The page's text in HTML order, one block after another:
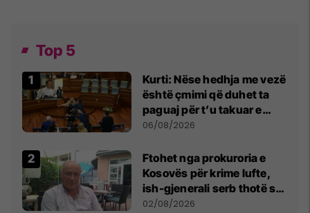
Top 5
Kurti: Nëse hedhja me vezë
është çmimi që duhet ta
paguaj për t’u takuar e
bashkëbiseduar jam i
06/08/2026
Ftohet nga prokuroria e
Kosovës për krime lufte,
ish-gjenerali serb thotë se
dikush e tradhtoi në
02/08/2026